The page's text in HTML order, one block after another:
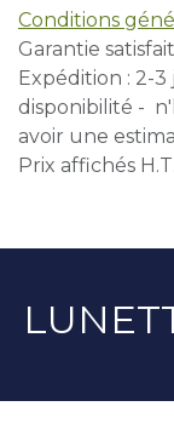
Conditions
Garantie
Expédition : 2-3
disponibilité -
avoir une
Prix affichés H.T.